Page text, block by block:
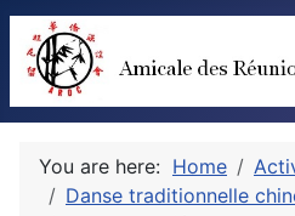
You are here: Home
Danse traditionnelle